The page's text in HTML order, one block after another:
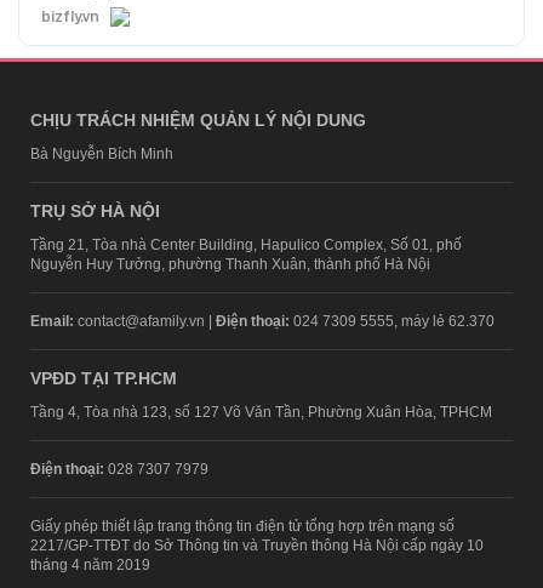
bizfly.vn
CHỊU TRÁCH NHIỆM QUẢN LÝ NỘI DUNG
Bà Nguyễn Bích Minh
TRỤ SỞ HÀ NỘI
Tầng 21, Tòa nhà Center Building, Hapulico Complex, Số 01, phố
Nguyễn Huy Tưởng, phường Thanh Xuân, thành phố Hà Nội
Email: contact@afamily.vn | Điện thoại: 024 7309 5555, máy lẻ 62.370
VPĐD TẠI TP.HCM
Tầng 4, Tòa nhà 123, số 127 Võ Văn Tần, Phường Xuân Hòa, TPHCM
Điện thoại: 028 7307 7979
Giấy phép thiết lập trang thông tin điện tử tổng hợp trên mạng số
2217/GP-TTĐT do Sở Thông tin và Truyền thông Hà Nội cấp ngày 10
tháng 4 năm 2019